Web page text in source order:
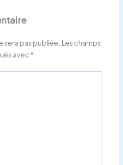
sera pas publiée. Les champs
avec *